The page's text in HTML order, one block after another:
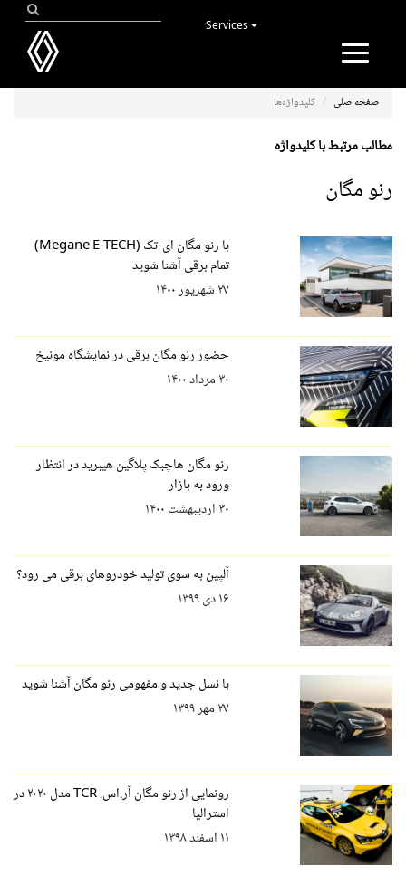
Toggle
صفحه‌اصلی کلیدواژه‌ها
مطالب مرتبط با کلیدواژه
رنو مگان
با رنو مگان ای-تک (Megane E-TECH)
تمام برقی آشنا شوید
۲۷ شهریور ۱۴۰۰
حضور رنو مگان برقی در نمایشگاه مونیخ
۳۰ مرداد ۱۴۰۰
رنو مگان هاچبک پلاگین هیبرید در انتظار
ورود به بازار
۳۰ اردیبهشت ۱۴۰۰
آلپین به سوی تولید خودروهای برقی می رود؟
۱۶ دی ۱۳۹۹
با نسل جدید و مفهومی رنو مگان آشنا شوید
۲۷ مهر ۱۳۹۹
رونمایی از رنو مگان آر.اس. TCR مدل ۲۰۲۰ در
استرالیا
۱۱ اسفند ۱۳۹۸